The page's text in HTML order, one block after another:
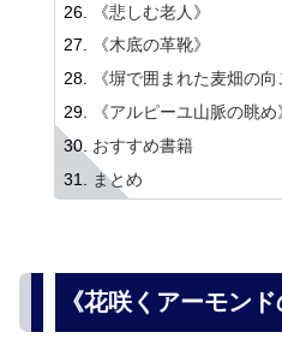
《悲しむ老人》
《木底の革靴》
《塀で囲まれた麦畑の向
《アルピーユ山脈の眺め
おすすめ書籍
まとめ
《花咲くアーモンド